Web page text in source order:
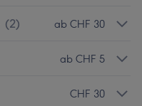
(2) ab CHF 30
ab CHF 5
CHF 30